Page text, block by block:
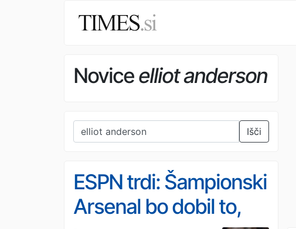
Noviceelliot anderson
Išči
ESPN trdi: Šampionski
Arsenal bo dobil to,